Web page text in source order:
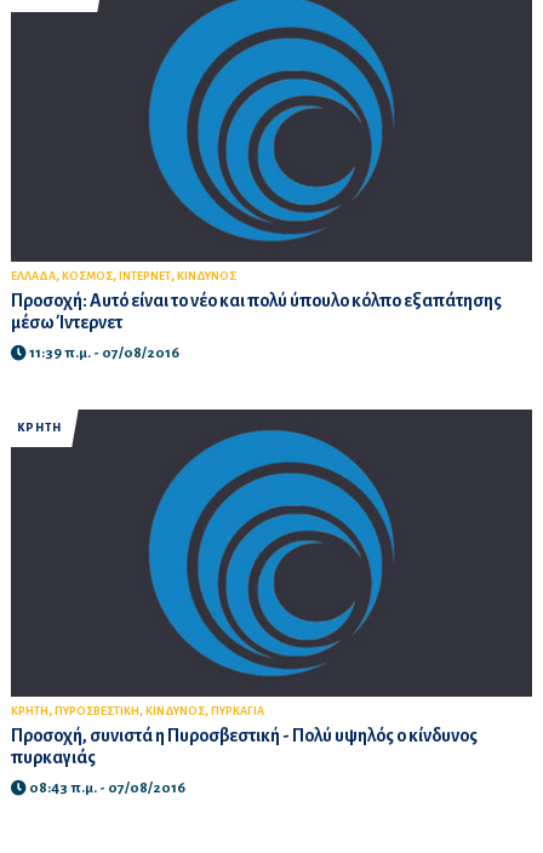
ΕΛΛΑΔΑ, ΚΟΣΜΟΣ, ΙΝΤΕΡΝΕΤ, ΚΙΝΔΥΝΟΣ
Προσοχή: Αυτό είναι το νέο και πολύ ύπουλο κόλπο εξαπάτησης
μέσω Ίντερνετ
11:39 π.μ. - 07/08/2016
ΚΡΗΤΗ
ΚΡΗΤΗ , ΠΥΡΟΣΒΕΣΤΙΚΗ , ΚΙΝΔΥΝΟΣ, ΠΥΡΚΑΓΙΑ
Προσοχή, συνιστά η Πυροσβεστική - Πολύ υψηλός ο κίνδυνος
πυρκαγιάς
08:43 π.μ. - 07/08/2016